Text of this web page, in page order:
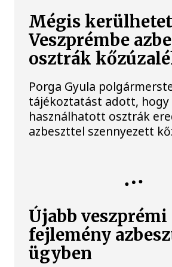
Mégis
Veszprémbe
osztrák
Porga Gyula
tájékoztatást adott, hogy
használhatott osztrák
azbeszttel szennyezett
Újabb veszprémi
fejlemény
ügyben